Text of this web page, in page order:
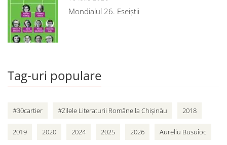
Mondialul 26. Eseiștii
Tag-uri populare
#30cartier #Zilele Literaturii Române la Chișinău 2018
2019 2020 2024 2025 2026 Aureliu Busuioc